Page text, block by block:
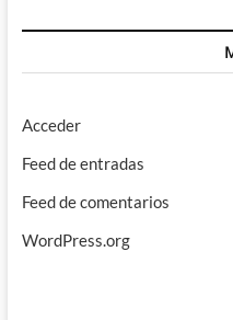
Acceder
Feed de entradas
Feed de comentarios
WordPress.org